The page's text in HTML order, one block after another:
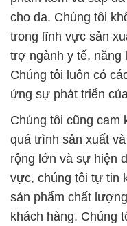
cho da. Chúng tôi
trong lĩnh vực sản
trợ ngành y tế,
Chúng tôi luôn có
ứng sự phát triển
Chúng tôi cũng cam
quá trình sản xuất
rộng lớn và sự hiện
vực, chúng tôi tự tin
sản phẩm chất
khách hàng. Chúng